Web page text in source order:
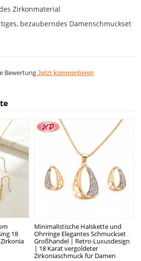
Zirkonmaterial
bezauberndes Damenschmuckset
BewertungJetzt kommentieren
18
Minimalistische Halskette und
Ohrringe Elegantes Schmuckset
Großhandel | Retro-Luxusdesign
| 18 Karat vergoldeter
Zirkoniaschmuck für Damen